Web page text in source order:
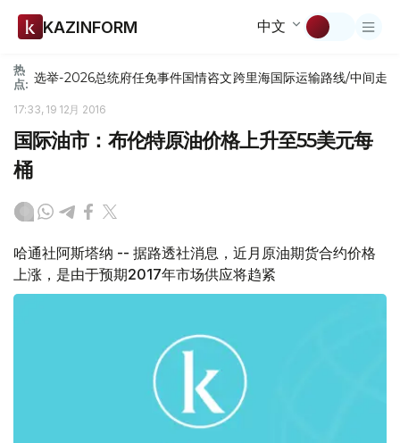
KAZINFORM 中文
热
点: 选举-2026总统府任免事件国情咨文跨里海国际运输路线/中间走廊
17:33, 19 12月 2016
国际油市：布伦特原油价格上升至55美元每
桶
哈通社阿斯塔纳 -- 据路透社消息，近月原油期货合约价格
上涨，是由于预期2017年市场供应将趋紧